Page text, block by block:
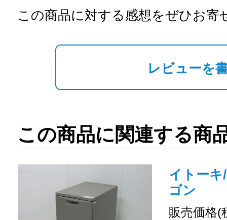
この商品に対する感想をぜひお寄
レビューを
この商品に関連する商
イトーキ
ゴン
販売価格(